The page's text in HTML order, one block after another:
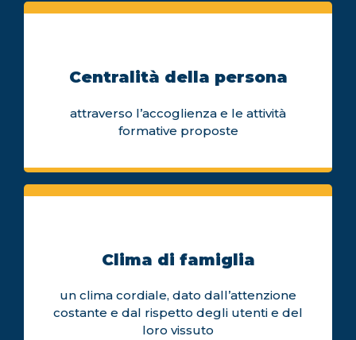
Centralità della persona
attraverso l’accoglienza e le attività
formative proposte
Clima di famiglia
un clima cordiale, dato dall’attenzione
costante e dal rispetto degli utenti e del
loro vissuto